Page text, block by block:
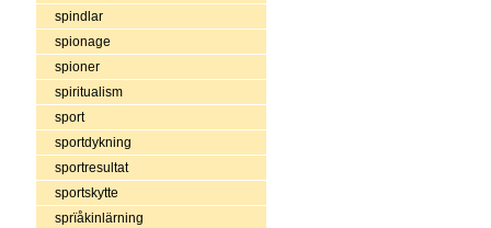
spindlar
spionage
spioner
spiritualism
sport
sportdykning
sportresultat
sportskytte
sprïåkinlärning